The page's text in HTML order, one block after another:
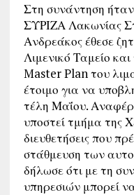
Στη συνάντηση
ΣΥΡΙΖΑ Λακωνίας
Ανδρεάκος έθεσε
Λιμενικό Ταμείο
Master Plan του
έτοιμο για να
τέλη Μαΐου.
υποστεί τμήμα της
διευθετήσεις που
στάθμευση των
δήλωσε ότι με τη
υπηρεσιών μπορεί